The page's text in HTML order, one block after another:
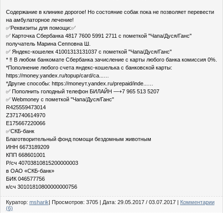
Содержание в клинике дорогое! Но состояние собак пока не позволяет перевести
на амбулаторное лечение!
✅Реквизиты для помощи:✅
✅ Карточка Сбербанка 4817 7600 5991 2711 с пометкой "Чапа/Дуся/Ганс"
получатель Марина Сепповна Ш.
✅ Яндекс-кошелек 41001313131037 с пометкой "Чапа/Дуся/Ганс"
* ‼ В любом банкомате Сбербанка зачисление с карты любого банка комиссия 0%.
*Пополнение любого счета яндекс-кошелька с банковской карты:
https://money.yandex.ru/topup/card/ca...…
*Другие способы: https://moneyт.yandex.ru/prepaid/inde...…
✅ Пополнить голодный телефон БИЛАЙН —+7 965 513 5207
✅ Webmoney с пометкой "Чапа/Дуся/Ганс"
R425559473014
Z371740614970
E175667220066
✅СКБ-банк
Благотворительный фонд помощи бездомным животным
ИНН 6673189209
КПП 668601001
Р/сч 40703810815200000003
в ОАО «СКБ-банк»
БИК 046577756
к/сч 30101810800000000756
Куратор: msharik| Просмотров: 3705 | Дата: 29.05.2017 / 03.07.2017| Комментарии
(6)